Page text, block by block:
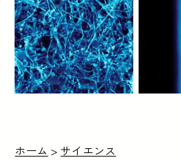
ホーム > サイエンス